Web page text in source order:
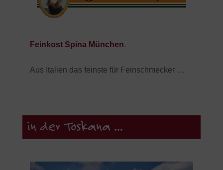
Feinkost Spina München.
Aus Italien das feinste für Feinschmecker …
in der Toskana ...